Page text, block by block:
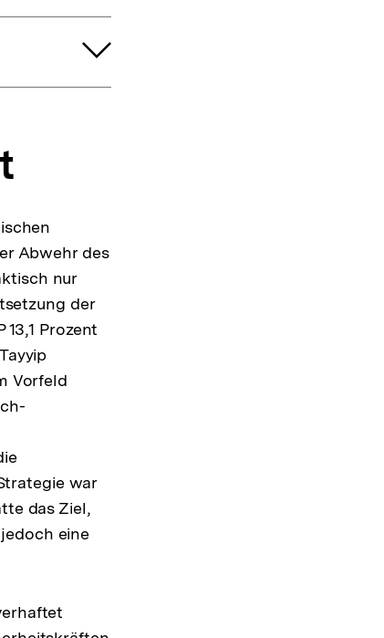
Abwehr des
nur
der
Prozent
Vorfeld
war
das Ziel,
eine